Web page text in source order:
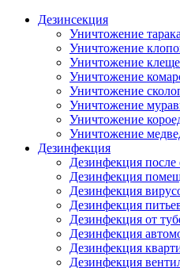
Дезинсекция
Уничтожение
Уничтожение
Уничтожение
Уничтожение
Уничтожение
Уничтожение
Уничтожение
Уничтожение
Дезинфекция
Дезинфекция после
Дезинфекция
Дезинфекция
Дезинфекция
Дезинфекция от
Дезинфекция
Дезинфекция
Дезинфекция